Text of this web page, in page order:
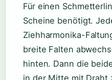
Für einen
Scheine benötigt.
Ziehharmonika-
breite Falten
hinten. Dann die
in der Mitte mit Draht